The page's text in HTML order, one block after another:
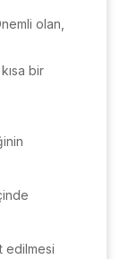
olan,
bir
edilmesi